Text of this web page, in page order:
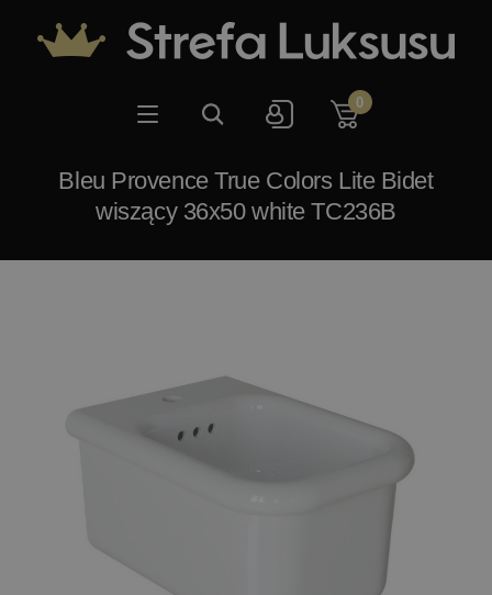
0
Bleu Provence True Colors Lite Bidet
wiszący 36x50 white TC236B